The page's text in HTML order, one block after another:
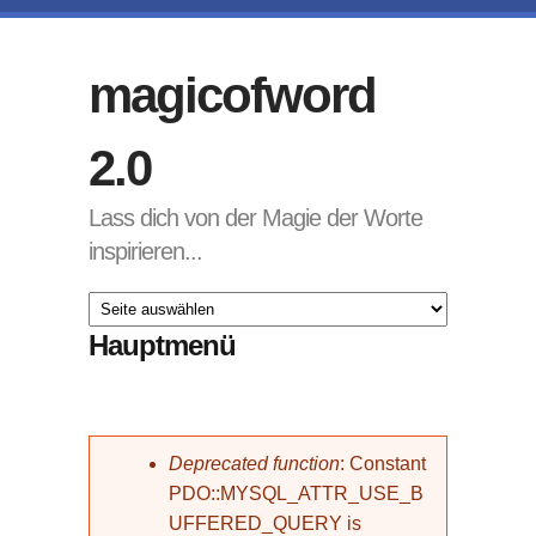
magicofword
2.0
Lass dich von der Magie der Worte
inspirieren...
Hauptmenü
Fehlermeldung
Deprecated function: Constant
PDO::MYSQL_ATTR_USE_B
UFFERED_QUERY is